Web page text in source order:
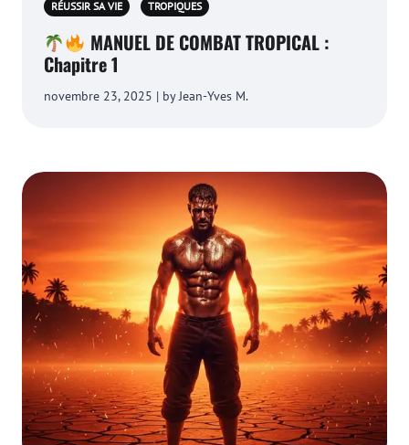
RÉUSSIR SA VIE TROPIQUES
MANUEL DE COMBAT TROPICAL :
Chapitre 1
novembre 23, 2025 | by Jean-Yves M.